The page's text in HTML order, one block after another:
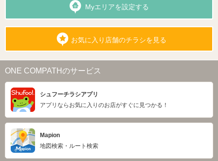
Myエリアを設定する
お気に入り店舗のチラシを見る
ONE COMPATHのサービス
シュフーチラシアプリ
アプリならお気に入りのお店がすぐに見つかる！
Mapion
地図検索・ルート検索